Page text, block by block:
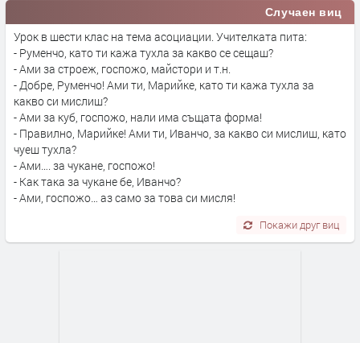
Случаен виц
Урок в шести клас на тема асоциации. Учителката пита:
- Руменчо, като ти кажа тухла за какво се сещаш?
- Ами за строеж, госпожо, майстори и т.н.
- Добре, Руменчо! Ами ти, Марийке, като ти кажа тухла за
какво си мислиш?
- Ами за куб, госпожо, нали има същата форма!
- Правилно, Марийке! Ами ти, Иванчо, за какво си мислиш, като
чуеш тухла?
- Ами…. за чукане, госпожо!
- Как така за чукане бе, Иванчо?
- Ами, госпожо… аз само за това си мисля!
Покажи друг виц